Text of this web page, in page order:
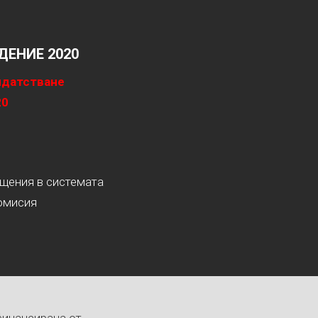
2020
в системата